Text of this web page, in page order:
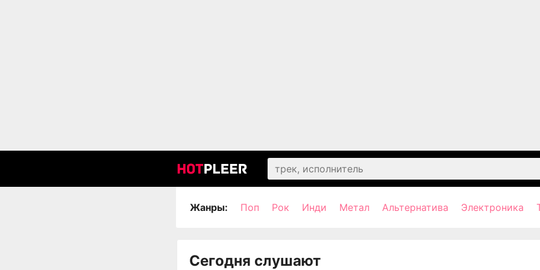
Жанры: Поп Рок Инди Метал Альтернатива Электроника
Сегодня слушают